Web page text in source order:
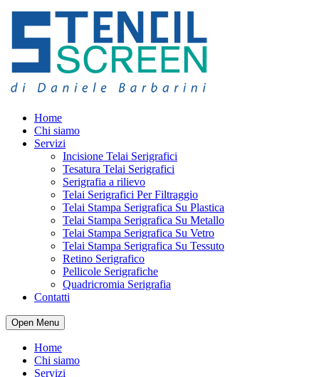
Home
Chi siamo
Servizi
Incisione Telai Serigrafici
Tesatura Telai Serigrafici
Serigrafia a rilievo
Telai Serigrafici Per Filtraggio
Telai Stampa Serigrafica Su Plastica
Telai Stampa Serigrafica Su Metallo
Telai Stampa Serigrafica Su Vetro
Telai Stampa Serigrafica Su Tessuto
Retino Serigrafico
Pellicole Serigrafiche
Quadricromia Serigrafia
Contatti
Open Menu
Home
Chi siamo
Servizi